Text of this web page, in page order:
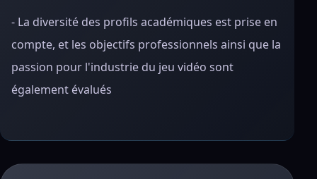
- La diversité des profils académiques est prise en
compte, et les objectifs professionnels ainsi que la
passion pour l'industrie du jeu vidéo sont
également évalués